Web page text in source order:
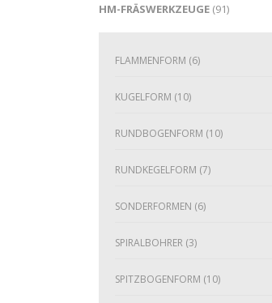
HM-FRÄSWERKZEUGE (91)
FLAMMENFORM (6)
KUGELFORM (10)
RUNDBOGENFORM (10)
RUNDKEGELFORM (7)
SONDERFORMEN (6)
SPIRALBOHRER (3)
SPITZBOGENFORM (10)